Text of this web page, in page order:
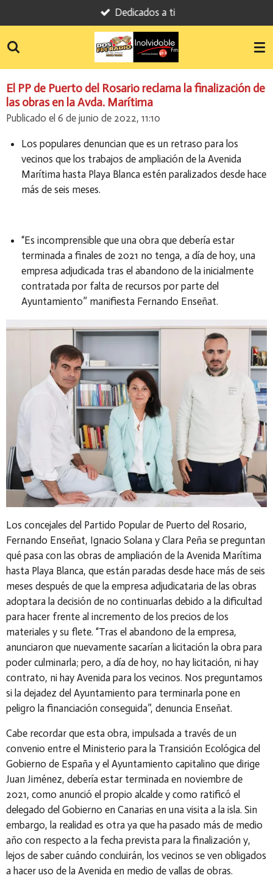
al
contenido
Dedicados a ti
El PP de Puerto del Rosario reclama la finalización de
las obras en la Avda. Marítima
Publicado el 6 de junio de 2022, 11:10
Los populares denuncian que es un retraso para los
vecinos que los trabajos de ampliación de la Avenida
Marítima hasta Playa Blanca estén paralizados desde hace
más de seis meses.
“Es incomprensible que una obra que debería estar
terminada a finales de 2021 no tenga, a día de hoy, una
empresa adjudicada tras el abandono de la inicialmente
contratada por falta de recursos por parte del
Ayuntamiento” manifiesta Fernando Enseñat.
Los concejales del Partido Popular de Puerto del Rosario,
Fernando Enseñat, Ignacio Solana y Clara Peña se preguntan
qué pasa con las obras de ampliación de la Avenida Marítima
hasta Playa Blanca, que están paradas desde hace más de seis
meses después de que la empresa adjudicataria de las obras
adoptara la decisión de no continuarlas debido a la dificultad
para hacer frente al incremento de los precios de los
materiales y su flete. “Tras el abandono de la empresa,
anunciaron que nuevamente sacarían a licitación la obra para
poder culminarla; pero, a día de hoy, no hay licitación, ni hay
contrato, ni hay Avenida para los vecinos. Nos preguntamos
si la dejadez del Ayuntamiento para terminarla pone en
peligro la financiación conseguida”, denuncia Enseñat.
Cabe recordar que esta obra, impulsada a través de un
convenio entre el Ministerio para la Transición Ecológica del
Gobierno de España y el Ayuntamiento capitalino que dirige
Juan Jiménez, debería estar terminada en noviembre de
2021, como anunció el propio alcalde y como ratificó el
delegado del Gobierno en Canarias en una visita a la isla. Sin
embargo, la realidad es otra ya que ha pasado más de medio
año con respecto a la fecha prevista para la finalización y,
lejos de saber cuándo concluirán, los vecinos se ven obligados
a hacer uso de la Avenida en medio de vallas de obras.